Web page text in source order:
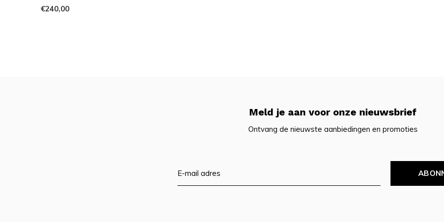
€240,00
Meld je aan voor onze nieuwsbrief
Ontvang de nieuwste aanbiedingen en promoties